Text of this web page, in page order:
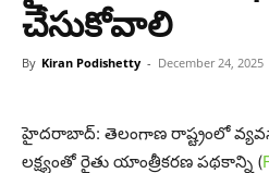
చేసుకోవాలి
By Kiran Podishetty - December 24, 2025
హైదరాబాద్: తెలంగాణ రాష్ట్రంలో
లక్ష్యంతో రైతు యాంత్రీకరణ పథకాన్ని (